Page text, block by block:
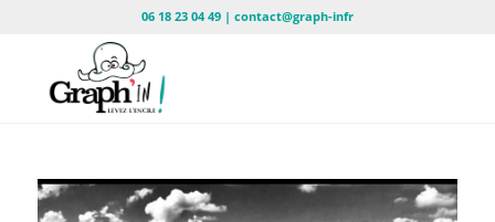
06 18 23 04 49 | contact@graph-infr